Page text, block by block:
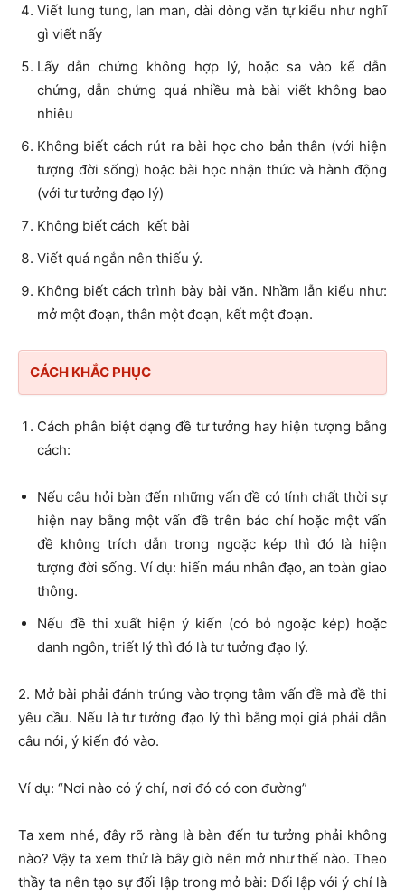
Viết lung tung, lan man, dài dòng văn tự kiểu như nghĩ
gì viết nấy
Lấy dẫn chứng không hợp lý, hoặc sa vào kể dẫn
chứng, dẫn chứng quá nhiều mà bài viết không bao
nhiêu
Không biết cách rút ra bài học cho bản thân (với hiện
tượng đời sống) hoặc bài học nhận thức và hành động
(với tư tưởng đạo lý)
Không biết cách kết bài
Viết quá ngắn nên thiếu ý.
Không biết cách trình bày bài văn. Nhầm lẫn kiểu như:
mở một đoạn, thân một đoạn, kết một đoạn.
CÁCH KHẮC PHỤC
Cách phân biệt dạng đề tư tưởng hay hiện tượng bằng
cách:
Nếu câu hỏi bàn đến những vấn đề có tính chất thời sự
hiện nay bằng một vấn đề trên báo chí hoặc một vấn
đề không trích dẫn trong ngoặc kép thì đó là hiện
tượng đời sống. Ví dụ: hiến máu nhân đạo, an toàn giao
thông.
Nếu đề thi xuất hiện ý kiến (có bỏ ngoặc kép) hoặc
danh ngôn, triết lý thì đó là tư tưởng đạo lý.
2. Mở bài phải đánh trúng vào trọng tâm vấn đề mà đề thi
yêu cầu. Nếu là tư tưởng đạo lý thì bằng mọi giá phải dẫn
câu nói, ý kiến đó vào.
Ví dụ: “Nơi nào có ý chí, nơi đó có con đường”
Ta xem nhé, đây rõ ràng là bàn đến tư tưởng phải không
nào? Vậy ta xem thử là bây giờ nên mở như thế nào. Theo
thầy ta nên tạo sự đối lập trong mở bài: Đối lập với ý chí là